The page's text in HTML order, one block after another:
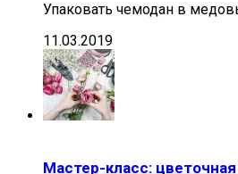
Упаковать чемодан в
11.03.2019
Мастер-класс: